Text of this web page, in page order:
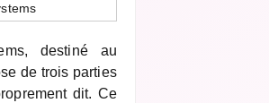
destiné au
de trois parties
dit. Ce